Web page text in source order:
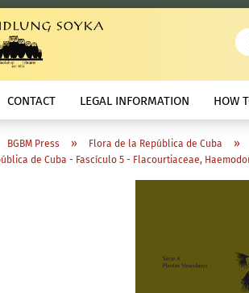
CONTACT LEGAL INFORMATION HOW
BGBM Press » Flora de la República de Cuba »
de Cuba - Fascículo 5 - Flacourtiaceae,